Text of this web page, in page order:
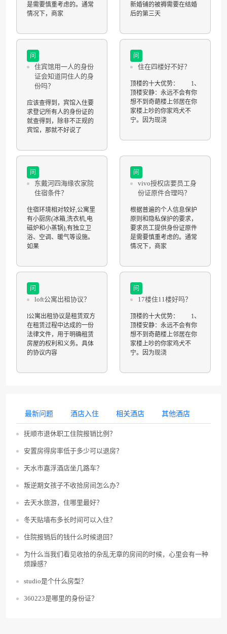
是需要慎重考虑的。通常
情况下，商家
新婚铺的被褥需要在结婚
后的第三天
问
住宾馆用一人的身份
证会知道同住人的身
份吗？
应该查得到，宾馆入住要
求登记所有人的身份证的
就查得到，除非不正规的
宾馆，那就不好说了
问
住在四楼好不好？
顶楼的十大优势： 1、
顶楼安静：永远不会有你
想不到奇葩楼上邻居在你
家楼上吵的你家鸡犬不
宁。因为现浇
问
东戴河四海缘农家院
住宿条件？
住宿环境相对较好,公寓里
有小厨房(冰箱,洗衣机,电
磁炉和小蒸锅),有独立卫
浴、空调、暖气等设施。
如果
问
vivo授权店要员工身
份证原件合理吗？
根据普遍的个人信息保护
原则和隐私保护的要求，
要求员工提供身份证原件
是需要慎重考虑的。通常
情况下，商家
问
loft公寓出租协议？
l公寓出租协议是租赁双方
在租赁过程中达成的一份
法律文件，用于明确租赁
房屋的权利和义务。具体
的协议内容
问
17楼住11楼好吗？
顶楼的十大优势： 1、
顶楼安静：永远不会有你
想不到奇葩楼上邻居在你
家楼上吵的你家鸡犬不
宁。因为现浇
最新问题 酒店入住 相关酒店 其他酒店
抚顺市退休职工住院报销比例？
安置房得房率低于多少可以退房？
天水市嘉浮酒店坐几路车？
叛逆期女孩子不收拾房间怎么办？
去天水旅游，住哪里最好？
冬天贴墙布多长时间可以入住？
住院报销后的钱什么时候退回？
为什么当我们看见收拾的杂乱无章的房间的时候，心里会有一种
烦躁感？
studio是个什么房型？
360223是哪里的身份证？